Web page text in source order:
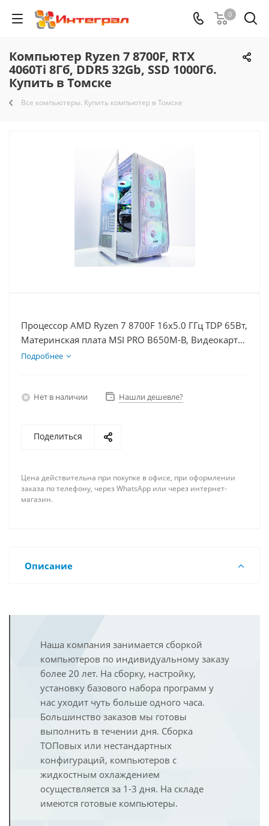
0
Компьютер Ryzen 7 8700F, RTX
4060Ti 8Гб, DDR5 32Gb, SSD 1000Гб.
Купить в Томске
Все компьютеры. Купить компьютер в Томске
Процессор AMD Ryzen 7 8700F 16x5.0 ГГц TDP 65Вт,
Материнская плата MSI PRO B650M-B, Видеокарта
RTX 4060Ti 8Гб, Память DDR5 32Gb, Диски SSD
Подробнее
Нет в наличии Нашли дешевле?
Поделиться
Цена действительна при покупке в офисе, при оформлении
заказа по телефону, через WhatsApp или через интернет-
магазин.
Описание
Наша компания занимается сборкой
компьютеров по индивидуальному заказу
более 20 лет. На сборку, настройку,
установку базового набора программ у
нас уходит чуть больше одного часа.
Большинство заказов мы готовы
выполнить в течении дня. Сборка
ТОПовых или нестандартных
конфигураций, компьютеров с
жидкостным охлаждением
осуществляется за 1-3 дня. На складе
имеются готовые компьютеры.